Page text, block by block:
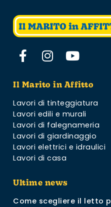
Il Marito in Affitto
Lavori di tinteggiatura
Lavori edili e murali
Lavori di falegnameria
Lavori di giardinaggio
Lavori elettrici e idraulici
Lavori di casa
Ultime news
Come scegliere il letto